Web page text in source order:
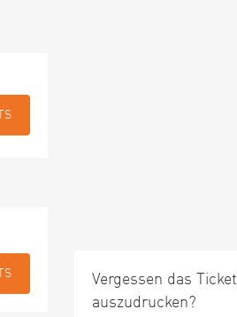
Vergessen das Ticket
auszudrucken?